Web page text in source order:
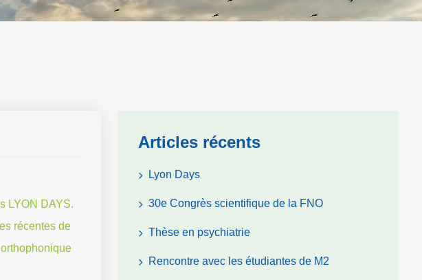
LYON DAYS.
récentes de
Articles récents
Lyon Days
30e Congrès scientifique de la FNO
Thèse en psychiatrie
Rencontre avec les étudiantes de M2